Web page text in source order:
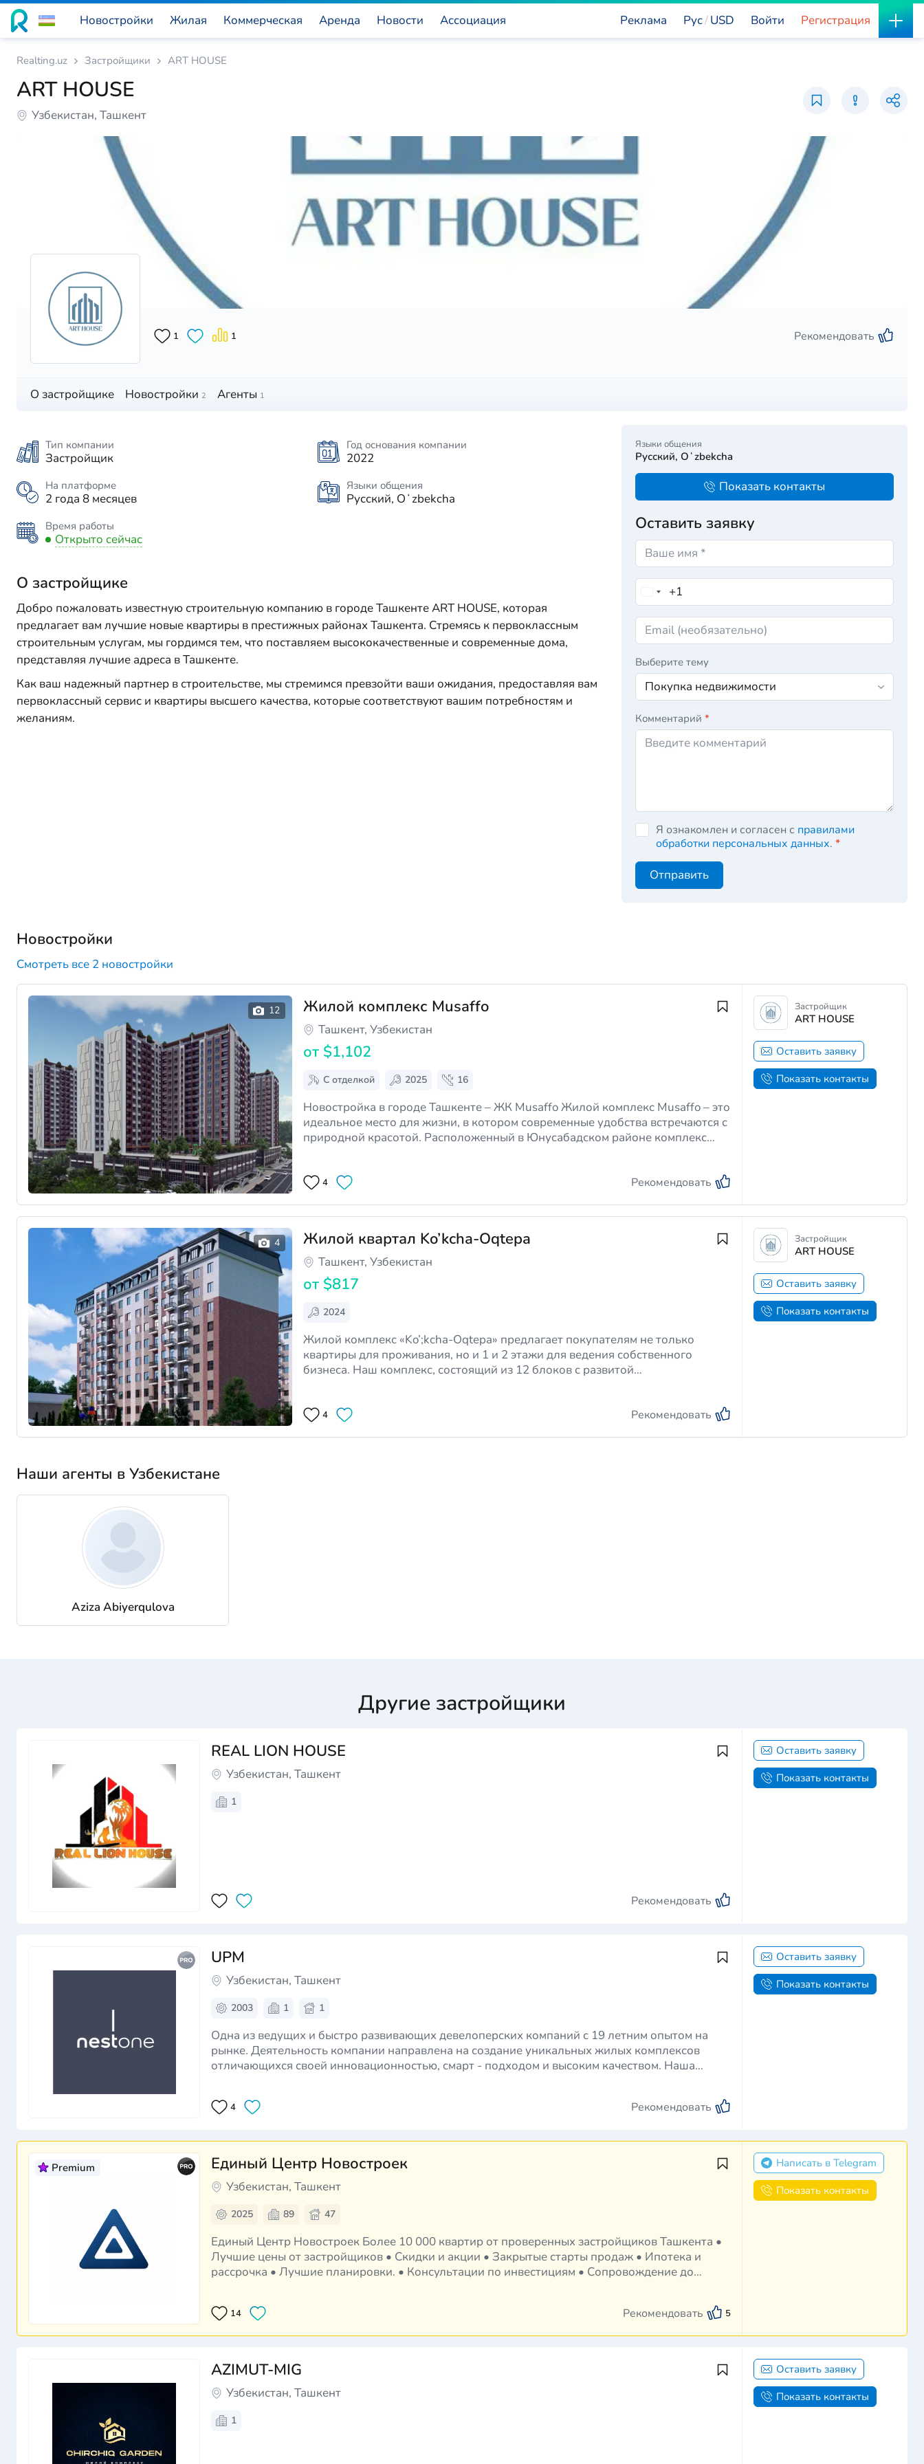
Реклама
Новостройки Жилая Коммерческая Аренда Новости Ассоциация Рус USD Войти Регистрация
Realting.uz Застройщики ART HOUSE
ART HOUSE
Узбекистан, Ташкент
1 1 Рекомендовать
О застройщике Новостройки 2 Агенты 1
Тип компании
Застройщик
Год основания компании
2022
На платформе
2 года 8 месяцев
Языки общения
Русский, Oʻzbekcha
Время работы
Открыто сейчас
О застройщике
Добро пожаловать известную строительную компанию в городе Ташкенте ART HOUSE, которая
предлагает вам лучшие новые квартиры в престижных районах Ташкента. Стремясь к первоклассным
строительным услугам, мы гордимся тем, что поставляем высококачественные и современные дома,
представляя лучшие адреса в Ташкенте.
Как ваш надежный партнер в строительстве, мы стремимся превзойти ваши ожидания, предоставляя вам
первоклассный сервис и квартиры высшего качества, которые соответствуют вашим потребностям и
желаниям.
Языки общения
Русский, Oʻzbekcha
Показать контакты
Оставить заявку
Выберите тему
Комментарий *
Я ознакомлен и согласен с правилами
обработки персональных данных. *
Отправить
Новостройки
Смотреть все 2 новостройки
Жилой комплекс Musaffo
Ташкент, Узбекистан
от $1,102
С отделкой 2025 16
Новостройка в городе Ташкенте – ЖК Musaffo Жилой комплекс Musaffo – это
идеальное место для жизни, в котором современные удобства встречаются с
природной красотой. Расположенный в Юнусабадском районе комплекс
4 Рекомендовать
Застройщик
ART HOUSE
Оставить заявку
Показать контакты
Жилой квартал Ko’kcha-Oqtepa
Ташкент, Узбекистан
от $817
2024
Жилой комплекс «Ko’;kcha-Oqtepa» предлагает покупателям не только
квартиры для проживания, но и 1 и 2 этажи для ведения собственного
бизнеса. Наш комплекс, состоящий из 12 блоков с развитой
4 Рекомендовать
Застройщик
ART HOUSE
Оставить заявку
Показать контакты
Наши агенты в Узбекистане
Aziza Abiyerqulova
Другие застройщики
REAL LION HOUSE
Узбекистан, Ташкент
1
Рекомендовать
Оставить заявку
Показать контакты
UPM
Узбекистан, Ташкент
2003 1 1
Одна из ведущих и быстро развивающих девелоперских компаний с 19 летним опытом на
рынке. Деятельность компании направлена на создание уникальных жилых комплексов
отличающихся своей инновационностью, смарт - подходом и высоким качеством. Наша
4 Рекомендовать
Оставить заявку
Показать контакты
Premium Единый Центр Новостроек
Узбекистан, Ташкент
2025 89 47
Единый Центр Новостроек Более 10 000 квартир от проверенных застройщиков Ташкента •
Лучшие цены от застройщиков • Скидки и акции • Закрытые старты продаж • Ипотека и
рассрочка • Лучшие планировки. • Консультации по инвестициям • Сопровождение до
14 Рекомендовать 5
Написать в Telegram
Показать контакты
AZIMUT-MIG
Узбекистан, Ташкент
1
Оставить заявку
Показать контакты